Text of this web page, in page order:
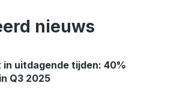
nieuws
in uitdagende tijden: 40%
Q3 2025